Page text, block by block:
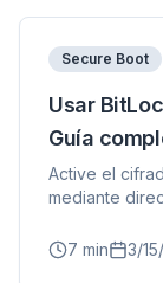
Secure Boot
Usar
Guía
Active el
mediante
cifrado.
7 min 3/
flyoobe